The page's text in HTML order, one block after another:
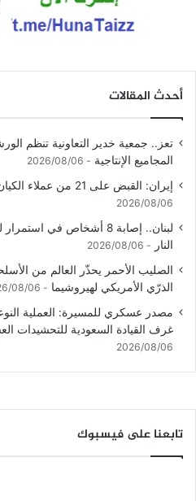
أحدث المقالات
تعز.. جمعية خدير التعاونية تنظم
المجاميع الإنتاجية
2026/08/06
إيران: القبض على 21 من عملاء الكيان الصهيوني في محافظة كرمان
2026/08/06
لبنان.. إصابة 8 أشخاص في
النار
2026/08/06
الصليب الأحمر يحذّر العالم من
الذرّي الأمريكي لهيروشيما
08/06
مصدر عسكري للمسيرة: العملية
غرف القيادة السعودية للتحشيدات
2026/08/06
تابعنا على فيسبوك